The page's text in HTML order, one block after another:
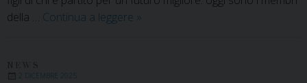
della … Continua a leggere Ottobre
»
2 DICEMBRE 2025